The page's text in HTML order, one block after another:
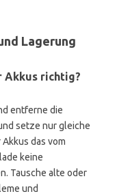
Lagerung
Akkus richtig?
entferne die
setze nur gleiche
das vom
keine
Tausche alte oder
und